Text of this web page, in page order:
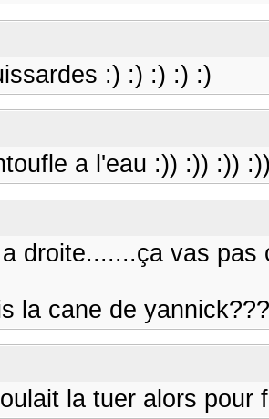
:) :) :) :) :)
a l'eau :)) :)) :))
droite.......ça vas pas
la cane de
la tuer alors